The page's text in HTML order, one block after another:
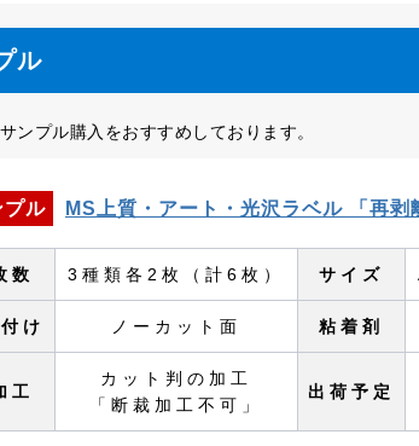
ル
ンプル購入をおすすめしております。
プル MS上質・アート・光沢ラベル 「再
数 3種類各2枚（計6枚） サイズ
け ノーカット面 粘着剤
工
カット判の加工
「断裁加工不可」
出荷予定